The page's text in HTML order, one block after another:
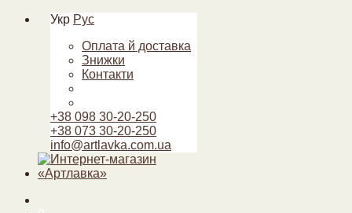
Укр Рус
Оплата й доставка
Знижки
Контакти
+38 098 30-20-250
+38 073 30-20-250
info@artlavka.com.ua